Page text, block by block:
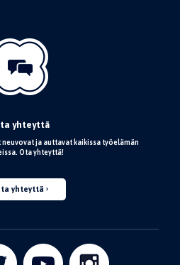
yhteyttä
ja auttavat kaikissa työelämän
Ota yhteyttä!
yhteyttä